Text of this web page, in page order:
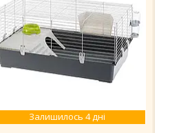
Залишилось 4 дні